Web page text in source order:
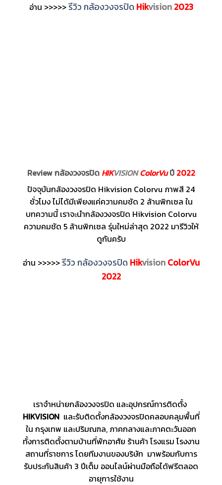
อ่าน >>>>>รีวิว กล้องวงจรปิด Hikvision 2023
Review กล้องวงจรปิด HIKVISIONColorVuปี 2022
ปัจจุบันกล้องวงจรปิด Hikvision Colorvu ภาพสี 24
ชั่วโมง ไม่ได้มีเพียงแค่ความคมชัด 2 ล้านพิกเซล ใน
บทความนี้ เราจะนำกล้องวงจรปิด Hikvision Colorvu
ความคมชัด 5 ล้านพิกเซล รุ่นใหม่ล่าสุด 2022 มารีวิวให้
ดูกันครับ
อ่าน >>>>>รีวิว กล้องวงจรปิด Hikvision ColorVu
2022
เราจำหน่ายกล้องวงจรปิด และอุปกรณ์การติดตั้ง
HIKVISIONและรับติดตั้งกล้องวงจรปิดคลอบคลุมพื้นที่
ใน กรุงเทพ และปริมณฑล, ภาคกลางและภาคตะวันออก
ทั้งการติดตั้งตามบ้านที่พักอาศัย ร้านค้า โรงแรม โรงงาน
สถานที่ราชการ โดยทีมงานของบริษัท มาพร้อมกับการ
รับประกันสินค้า 3 ปีเต็ม ออนไลน์ผ่านมือถือได้ฟรีตลอด
อายุการใช้งาน